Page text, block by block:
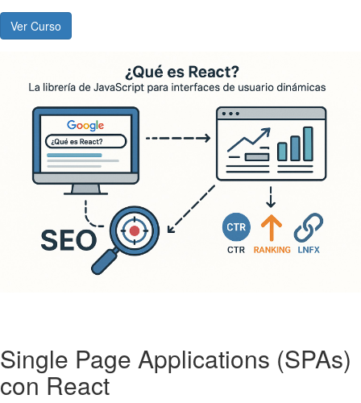
Ver Curso
Single Page Applications (SPAs)
con React